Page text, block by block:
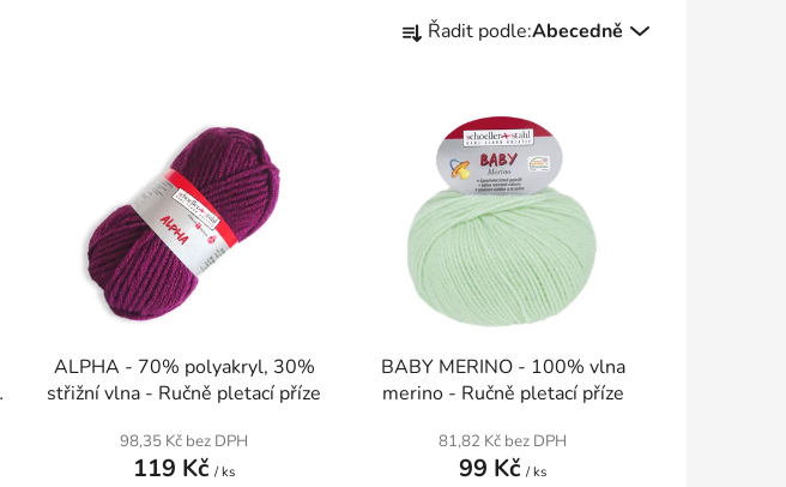
a
r
o
d
k
t
Řadit podle:Abecedně
ALPHA - 70% polyakryl, 30%
střižní vlna - Ručně pletací příze
98,35 Kč bez DPH
119 Kč/ ks
BABY MERINO - 100% vlna
merino - Ručně pletací příze
81,82 Kč bez DPH
99 Kč/ ks